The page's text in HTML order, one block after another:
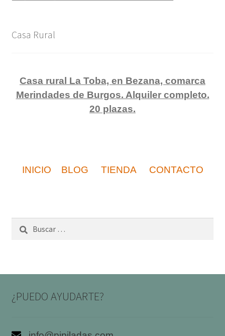
Casa Rural
Casa rural La Toba, en Bezana, comarca
Merindades de Burgos. Alquiler completo.
20 plazas.
INICIO BLOG TIENDA CONTACTO
¿PUEDO AYUDARTE?